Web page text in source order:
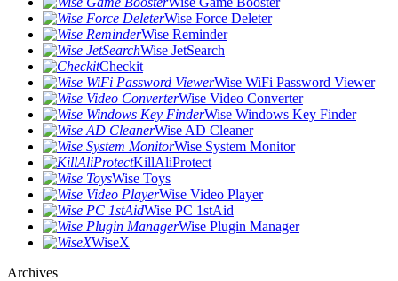
Wise Force Deleter
Wise Reminder
Wise JetSearch
Checkit
Wise WiFi Password Viewer
Wise Video Converter
Wise Windows Key Finder
Wise AD Cleaner
Wise System Monitor
KillAliProtect
Wise Toys
Wise Video Player
Wise PC 1stAid
Wise Plugin Manager
WiseX
Archives